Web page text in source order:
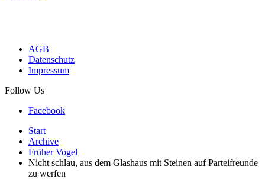
AGB
Datenschutz
Impressum
Follow Us
Facebook
Start
Archive
Früher Vogel
Nicht schlau, aus dem Glashaus mit Steinen auf Parteifreunde
zu werfen